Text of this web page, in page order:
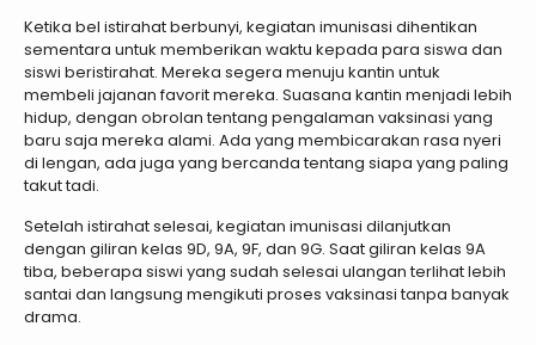
Ketika bel istirahat berbunyi, kegiatan imunisasi dihentikan
sementara untuk memberikan waktu kepada para siswa dan
siswi beristirahat. Mereka segera menuju kantin untuk
membeli jajanan favorit mereka. Suasana kantin menjadi lebih
hidup, dengan obrolan tentang pengalaman vaksinasi yang
baru saja mereka alami. Ada yang membicarakan rasa nyeri
di lengan, ada juga yang bercanda tentang siapa yang paling
takut tadi.
Setelah istirahat selesai, kegiatan imunisasi dilanjutkan
dengan giliran kelas 9D, 9A, 9F, dan 9G. Saat giliran kelas 9A
tiba, beberapa siswi yang sudah selesai ulangan terlihat lebih
santai dan langsung mengikuti proses vaksinasi tanpa banyak
drama.